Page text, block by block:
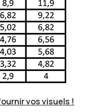
vos visuels !